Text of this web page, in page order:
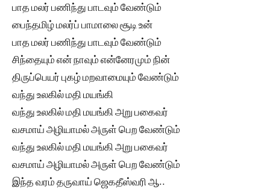
பாத மலர் பணிந்து பாடவும் வேண்டும்
பைந்தமிழ் மலர்ப் பாமாலை சூடி உன்
பாத மலர் பணிந்து பாடவும் வேண்டும்
சிந்தையும் என் நாவும் என்னேரமும் நின்
திருப்பெயர் புகழ் மறவாமையும் வேண்டும்
வந்து உலகில் மதி மயங்கி
வந்து உலகில் மதி மயங்கி அறு பகைவர்
வசமாய் அழியாமல் அருள் பெற வேண்டும்
வந்து உலகில் மதி மயங்கி அறு பகைவர்
வசமாய் அழியாமல் அருள் பெற வேண்டும்
இந்த வரம் தருவாய் ஜெகதீஸ்வரி ஆ..